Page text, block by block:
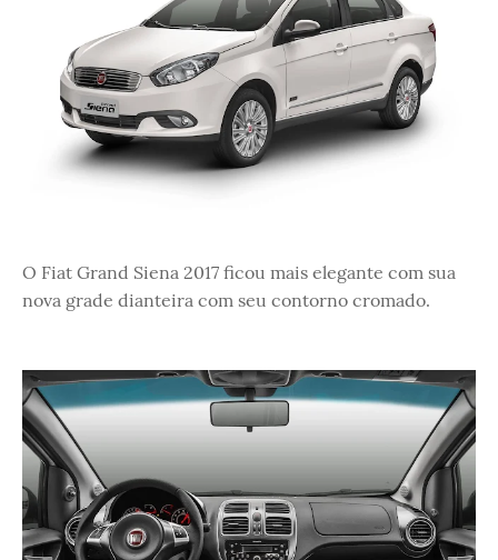
O Fiat Grand Siena 2017 ficou mais elegante com sua
nova grade dianteira com seu contorno cromado.